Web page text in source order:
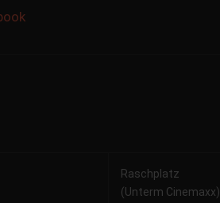
Raschplatz
(Unterm Cinemaxx)